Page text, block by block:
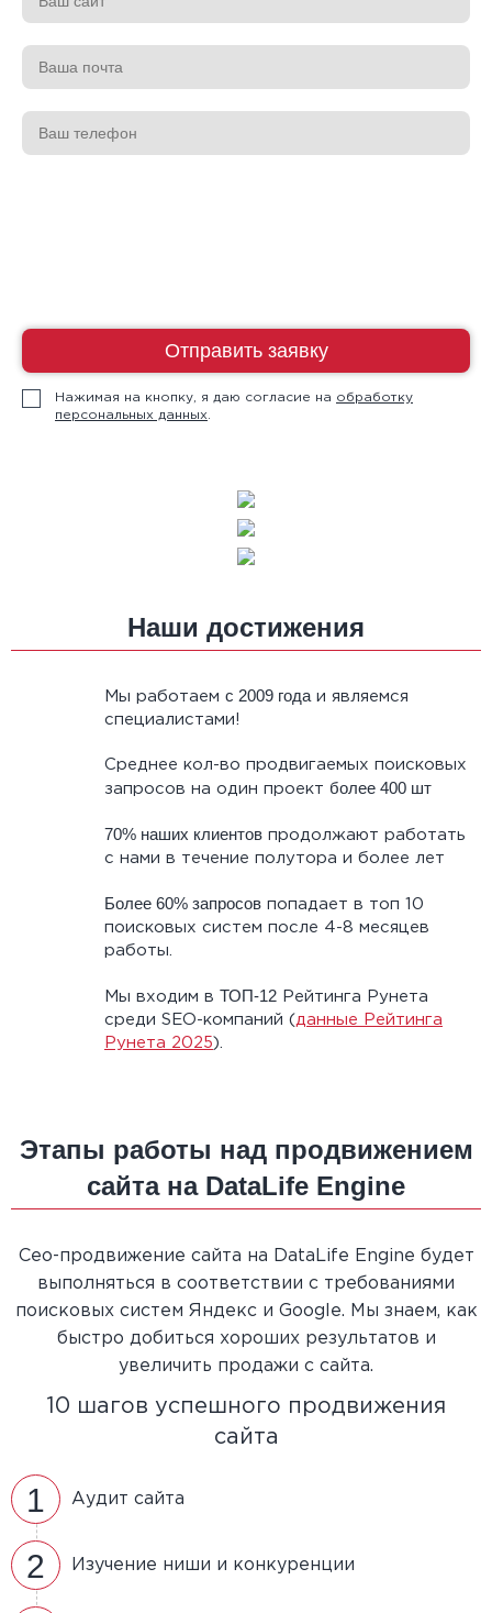
Отправить заявку
Нажимая на кнопку, я даю согласие на обработку
персональных данных
Наши достижения
Мы работаем с 2009 года и являемся
специалистами!
Среднее кол-во продвигаемых поисковых
запросов на один проект более 400 шт
70% наших клиентов продолжают работать
с нами в течение полутора и более лет
Более 60% запросов попадает в топ 10
поисковых систем после 4-8 месяцев
работы.
Мы входим в ТОП-12 Рейтинга Рунета
среди SEO-компаний (данные Рейтинга
Рунета 2025).
Этапы работы над продвижением
сайта на DataLife Engine
Сео-продвижение сайта на DataLife Engine будет
выполняться в соответствии с требованиями
поисковых систем Яндекс и Google. Мы знаем, как
быстро добиться хороших результатов и
увеличить продажи с сайта.
10 шагов успешного продвижения
сайта
1 Аудит сайта
2 Изучение ниши и конкуренции